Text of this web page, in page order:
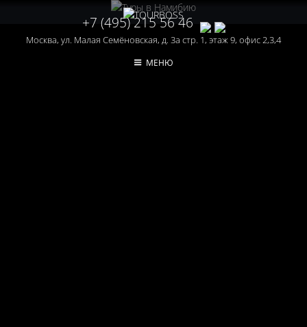
+7 (495) 215 56 46
Москва, ул. Малая Семёновская, д. 3а стр. 1, этаж 9, офис 2,3,4
МЕНЮ